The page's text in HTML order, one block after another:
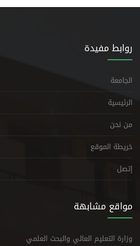
روابط مفيدة
الجامعة
الرئيسية
من نحن
خريطة الموقع
إتصل
مواقع مشابهة
وزارة التعليم العالي والبحث العلمي